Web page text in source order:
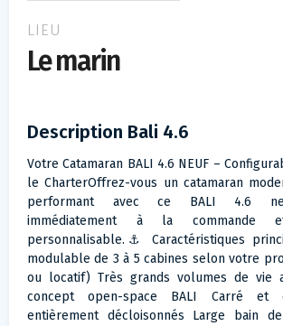
LIEU
Le marin
Description Bali 4.6
Votre Catamaran BALI 4.6 NEUF –
le CharterOffrez-vous un catamaran
performant avec ce BALI 4.6
immédiatement à la commande
personnalisable.⚓ Caractéristiques
modulable de 3 à 5 cabines selon votre
ou locatif) Très grands volumes de vie
concept open-space BALI Carré et
entièrement décloisonnés Large bain